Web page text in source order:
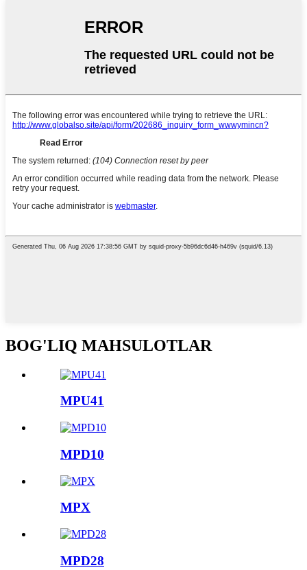
BOG'LIQ MAHSULOTLAR
MPU41
MPD10
MPX
MPD28